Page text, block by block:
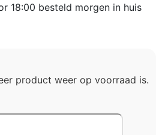
18:00 besteld morgen in huis
product weer op voorraad is.